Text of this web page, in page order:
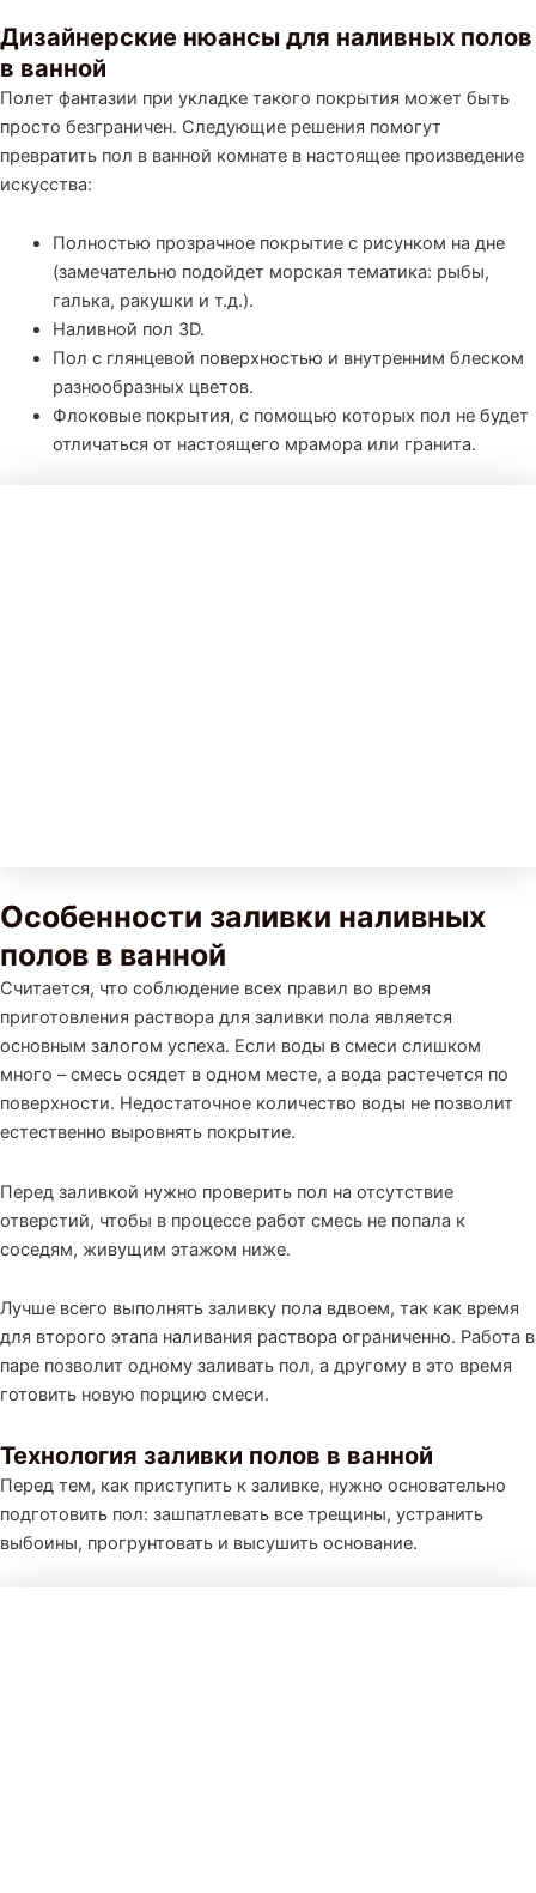
Дизайнерские нюансы для наливных полов
в ванной
Полет фантазии при укладке такого покрытия может быть
просто безграничен. Следующие решения помогут
превратить пол в ванной комнате в настоящее произведение
искусства:
Полностью прозрачное покрытие с рисунком на дне
(замечательно подойдет морская тематика: рыбы,
галька, ракушки и т.д.).
Наливной пол 3D.
Пол с глянцевой поверхностью и внутренним блеском
разнообразных цветов.
Флоковые покрытия, с помощью которых пол не будет
отличаться от настоящего мрамора или гранита.
Особенности заливки наливных
полов в ванной
Считается, что соблюдение всех правил во время
приготовления раствора для заливки пола является
основным залогом успеха. Если воды в смеси слишком
много – смесь осядет в одном месте, а вода растечется по
поверхности. Недостаточное количество воды не позволит
естественно выровнять покрытие.
Перед заливкой нужно проверить пол на отсутствие
отверстий, чтобы в процессе работ смесь не попала к
соседям, живущим этажом ниже.
Лучше всего выполнять заливку пола вдвоем, так как время
для второго этапа наливания раствора ограниченно. Работа в
паре позволит одному заливать пол, а другому в это время
готовить новую порцию смеси.
Технология заливки полов в ванной
Перед тем, как приступить к заливке, нужно основательно
подготовить пол: зашпатлевать все трещины, устранить
выбоины, прогрунтовать и высушить основание.